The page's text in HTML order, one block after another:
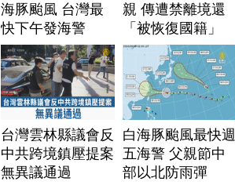
海豚颱風 台灣最
快下午發海警
親 傳遭禁離境還
「被恢復國籍」
台灣雲林縣議會反
中共跨境鎮壓提案
無異議通過
白海豚颱風最快週
五海警 父親節中
部以北防雨彈